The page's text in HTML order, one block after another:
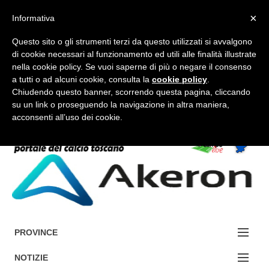
FORUM-ACCEDI
Accedi / Registrati
PROVINCE
EDIZIONE:
NOTIZIE
×
Informativa
Questo sito o gli strumenti terzi da questo utilizzati si avvalgono
di cookie necessari al funzionamento ed utili alle finalità illustrate
nella cookie policy. Se vuoi saperne di più o negare il consenso
a tutti o ad alcuni cookie, consulta la cookie policy
Chiudendo questo banner, scorrendo questa pagina, cliccando
su un link o proseguendo la navigazione in altra maniera,
acconsenti all’uso dei cookie.